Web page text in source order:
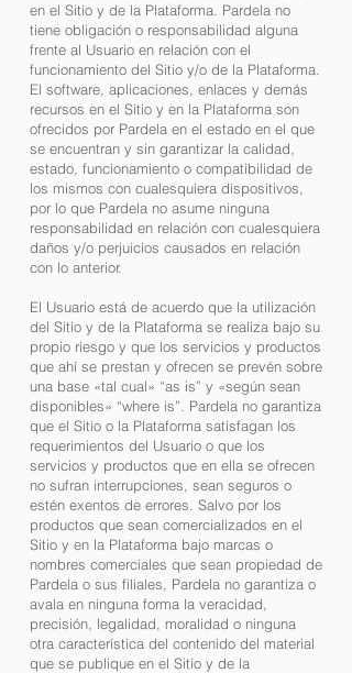
en el Sitio y de la Plataforma. Pardela no
tiene obligación o responsabilidad alguna
frente al Usuario en relación con el
funcionamiento del Sitio y/o de la Plataforma.
El software, aplicaciones, enlaces y demás
recursos en el Sitio y en la Plataforma son
ofrecidos por Pardela en el estado en el que
se encuentran y sin garantizar la calidad,
estado, funcionamiento o compatibilidad de
los mismos con cualesquiera dispositivos,
por lo que Pardela no asume ninguna
responsabilidad en relación con cualesquiera
daños y/o perjuicios causados en relación
con lo anterior.
El Usuario está de acuerdo que la utilización
del Sitio y de la Plataforma se realiza bajo su
propio riesgo y que los servicios y productos
que ahí se prestan y ofrecen se prevén sobre
una base «tal cual» “as is” y «según sean
disponibles» “where is”. Pardela no garantiza
que el Sitio o la Plataforma satisfagan los
requerimientos del Usuario o que los
servicios y productos que en ella se ofrecen
no sufran interrupciones, sean seguros o
estén exentos de errores. Salvo por los
productos que sean comercializados en el
Sitio y en la Plataforma bajo marcas o
nombres comerciales que sean propiedad de
Pardela o sus filiales, Pardela no garantiza o
avala en ninguna forma la veracidad,
precisión, legalidad, moralidad o ninguna
otra característica del contenido del material
que se publique en el Sitio y de la